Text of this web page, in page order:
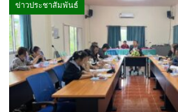
ข่าวประชาสัมพันธ์